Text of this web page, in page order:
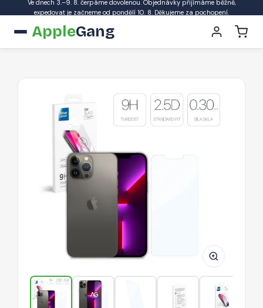
Ve dnech 3.–9. 8. čerpáme dovolenou. Objednávky přijímáme běžně,
expedovat je začneme od pondělí 10. 8. Děkujeme za pochopení.
AppleGang
BLUE
STAR
Ochranné
2.5D
STANDARD
0.3mm